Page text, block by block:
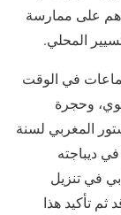
على ممارسة
المحلي.
في الوقت
وحجرة
المغربي لسنة
في ديباجته
في تنزيل
ثم تأكيد هذا